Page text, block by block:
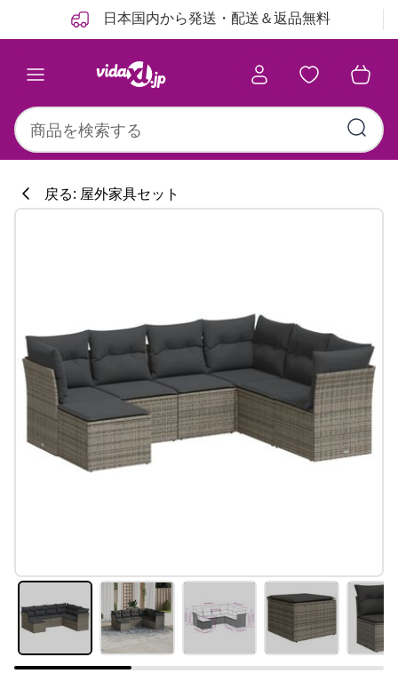
日本国内から発送・配送＆返品無料
戻る: 屋外家具セット